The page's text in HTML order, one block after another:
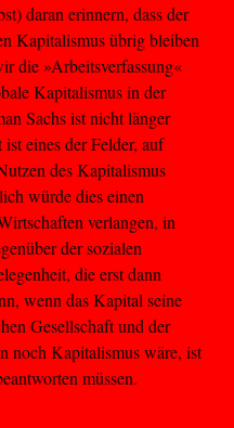
daran erinnern, dass der
Kapitalismus übrig bleiben
die »Arbeitsverfassung«
Kapitalismus in der
Sachs ist nicht länger
eines der Felder, auf
des Kapitalismus
würde dies einen
verlangen, in
der sozialen
die erst dann
wenn das Kapital seine
Gesellschaft und der
noch Kapitalismus wäre, ist
müssen.